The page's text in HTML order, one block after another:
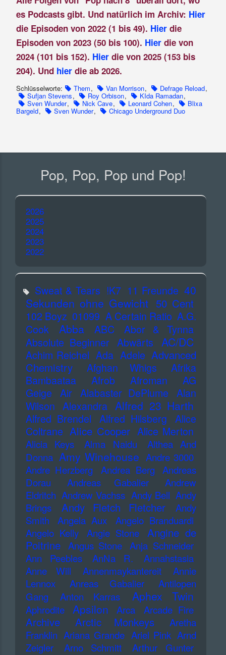
es Podcasts gibt. Und natürlich im Archiv: Hier
die Episoden von 2022 (1 bis 49). Hierdie
Episoden von 2023 (50 bis 100). Hier die von
2024 (101 bis 152). Hier die von 2025 (153 bis
204). Und hier die ab 2026.
Schlüsselworte: Them, Van Morrison, Defrage Reload,
Sufjan Stevens, Roy Orbison, KIda Ramadan,
Sven Wunder, Nick Cave, Leonard Cohen, Blixa
Bargeld, Sven Wunder, Chicago Underground Duo
Pop, Pop, Pop und Pop!
2026
2025
2024
2023
2022
Sweat & Tears !K7 11 Freunde 40
Sekunden ohne Gewicht 50 Cent
102 Boyz 01099 A Certain Ratio A.G.
Cook
Abba ABC
Abor & Tynna
Absolute Beginner Abwärts AC/DC
Achim Reichel Ada Adele Advanced
Chemistry
Afghan Whigs
Afrika
Bambaataa
Afrob Afroman
AG
Geige
Air Alabaster DePlume
Alan
Wilson Alexandra Alfred 23 Harth
Alfred Brendel Alfred Hilsberg
Alice
Coltrane Alice Cooper Alice Merton
Alicia Keys Alma Naidu
Althea And
Donna Amy Winehouse Andre 3000
Andre Herzberg
Andrea Berg
Andreas
Dorau
Andreas Gabalier
Andrew
Eldritch Andrew Vachss Andy Bell Andy
Brings
Andy Fletch Fletcher
Andy
Smith
Angela Aux
Angelo Branduardi
Angelo Kelly
Angie Stone
Angine de
Poitrine Angus Stone Anja Schneider
Ann Peebles
AnNa R.
Annahstasia
Anne Will
Annenmaykantereit
Annie
Lennox
Anreas Gabalier
Antilopen
Gang
Anton Karras Aphex Twin
Aphrodite Apsilon Arca Arcade Fire
Archive Arctic Monkeys
Aretha
Franklin Ariana Grande Ariel Pink Arnd
Zeigler
Arno Schmitt
Arthur Gunter